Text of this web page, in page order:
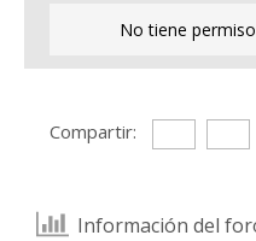
No tiene
Compartir:
Información del